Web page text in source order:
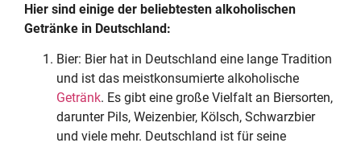
Hier sind einige der beliebtesten alkoholischen
Getränke in Deutschland:
Bier: Bier hat in Deutschland eine lange Tradition
und ist das meistkonsumierte alkoholische
Getränk. Es gibt eine große Vielfalt an Biersorten,
darunter Pils, Weizenbier, Kölsch, Schwarzbier
und viele mehr. Deutschland ist für seine